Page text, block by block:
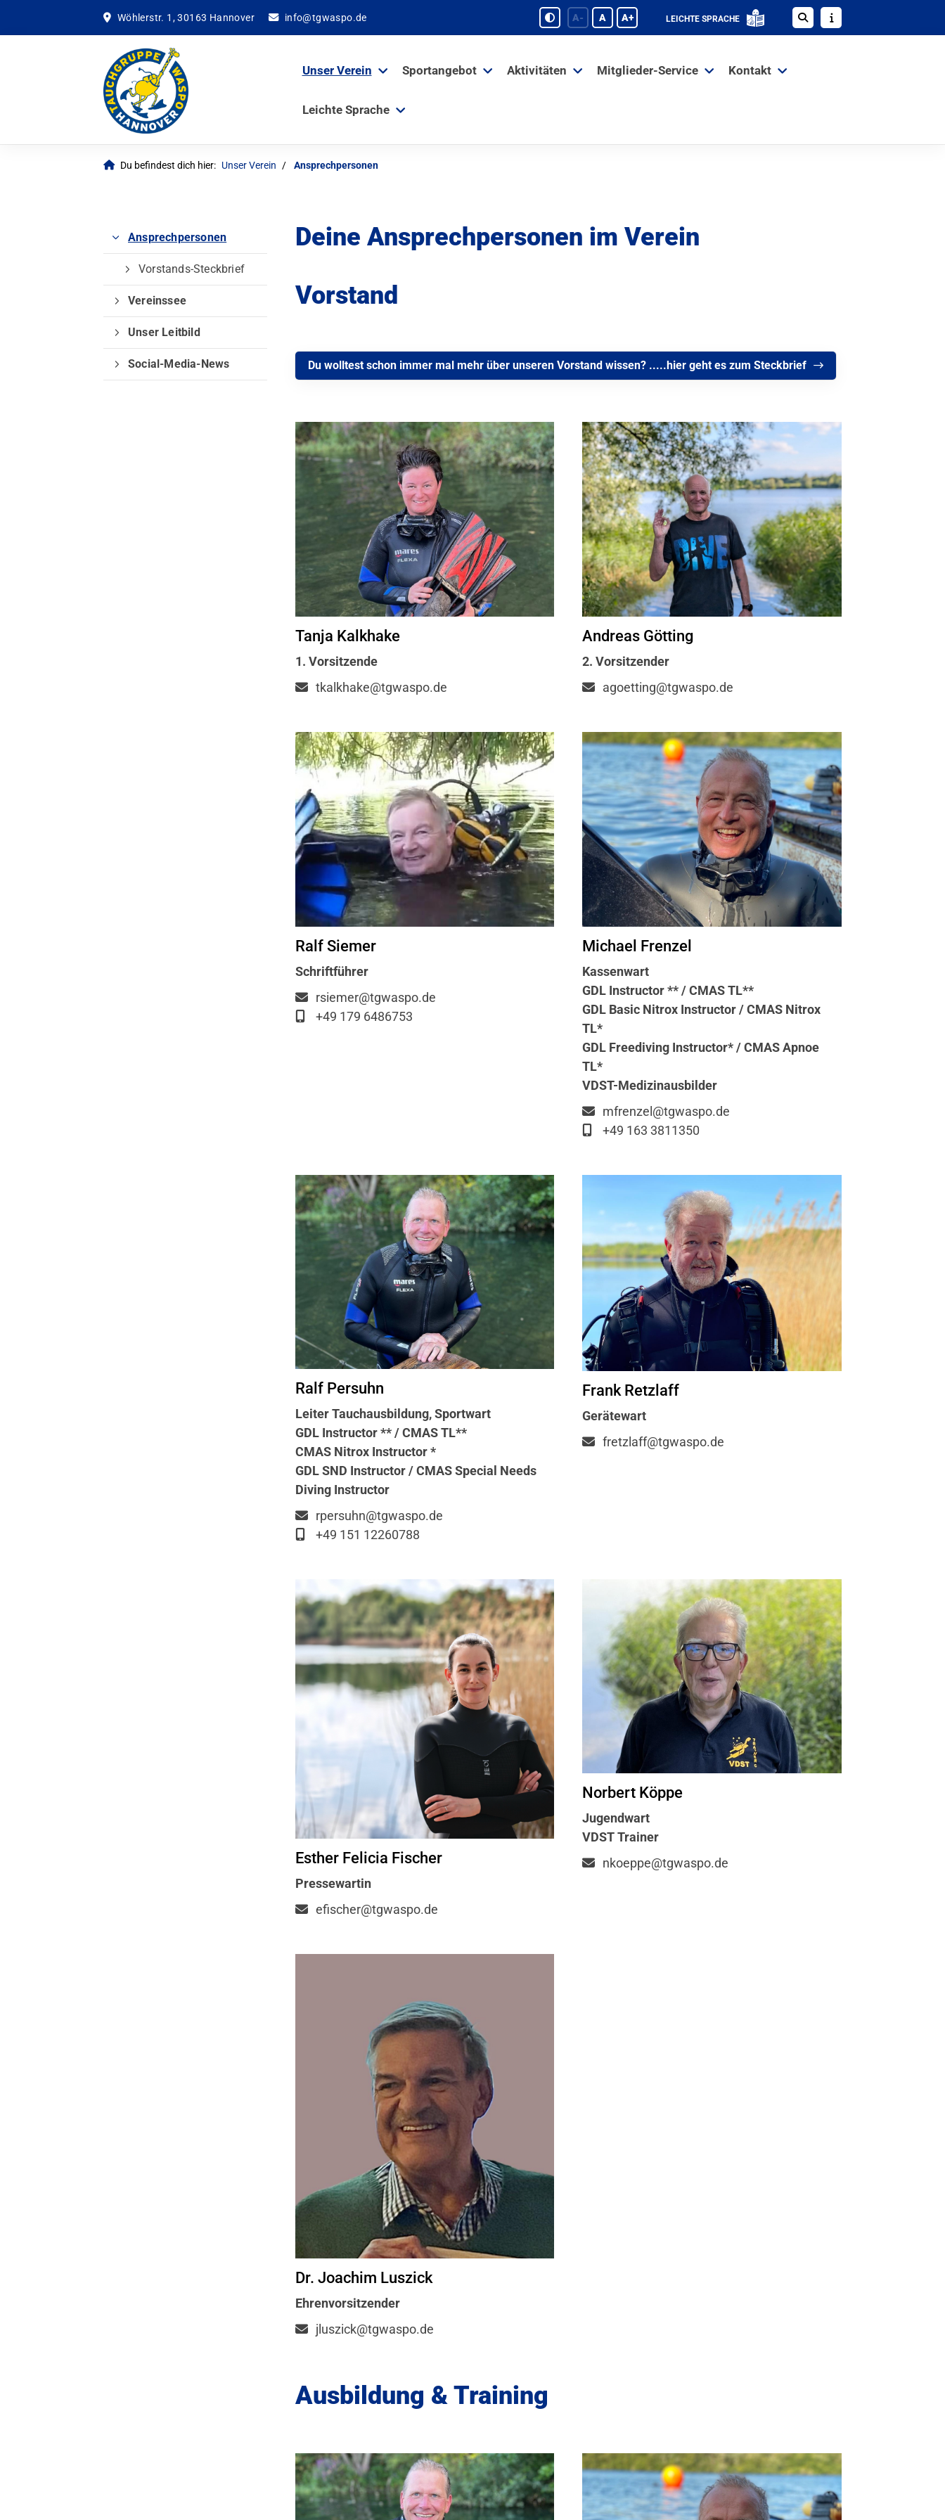
Wöhlerstr. 1, 30163 Hannover info@tgwaspo.de A- A A+ LEICHTE SPRACHE
Unser Verein Sportangebot Aktivitäten Mitglieder-Service Kontakt
Leichte Sprache
Du befindest dich hier: Unser Verein Ansprechpersonen
Deine Ansprechpersonen im Verein
Vorstand
Du wolltest schon immer mal mehr über unseren Vorstand wissen? .....hier geht es zum Steckbrief
Tanja Kalkhake
1. Vorsitzende
tkalkhake@tgwaspo.de
Andreas Götting
2. Vorsitzender
agoetting@tgwaspo.de
Ralf Siemer
Schriftführer
rsiemer@tgwaspo.de
+49 179 6486753
Michael Frenzel
Kassenwart
GDL Instructor ** / CMAS TL**
GDL Basic Nitrox Instructor / CMAS Nitrox
TL*
GDL Freediving Instructor* / CMAS Apnoe
TL*
VDST-Medizinausbilder
mfrenzel@tgwaspo.de
+49 163 3811350
Ralf Persuhn
Leiter Tauchausbildung, Sportwart
GDL Instructor ** / CMAS TL**
CMAS Nitrox Instructor *
GDL SND Instructor / CMAS Special Needs
Diving Instructor
rpersuhn@tgwaspo.de
+49 151 12260788
Frank Retzlaff
Gerätewart
fretzlaff@tgwaspo.de
Esther Felicia Fischer
Pressewartin
efischer@tgwaspo.de
Norbert Köppe
Jugendwart
VDST Trainer
nkoeppe@tgwaspo.de
Dr. Joachim Luszick
Ehrenvorsitzender
jluszick@tgwaspo.de
Ausbildung & Training
Ansprechpersonen
Vorstands-Steckbrief
Vereinssee
Unser Leitbild
Social-Media-News
Mitglieder-Service
Ausrüstungsverleih
Fragen & Antworten
Geschäftsstelle
c/o Michael Frenzel
30163 Hannover
info@tgwaspo.de